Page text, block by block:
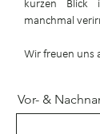
kurzen Blick
manchmal
Wir freuen uns
Vor- &